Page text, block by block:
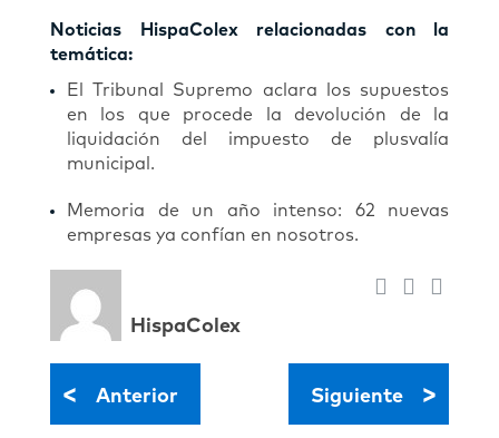
Noticias HispaColex relacionadas con la
temática:
El Tribunal Supremo aclara los supuestos
en los que procede la devolución de la
liquidación del impuesto de plusvalía
municipal.
Memoria de un año intenso: 62 nuevas
empresas ya confían en nosotros.
HispaColex
< Anterior Siguiente >